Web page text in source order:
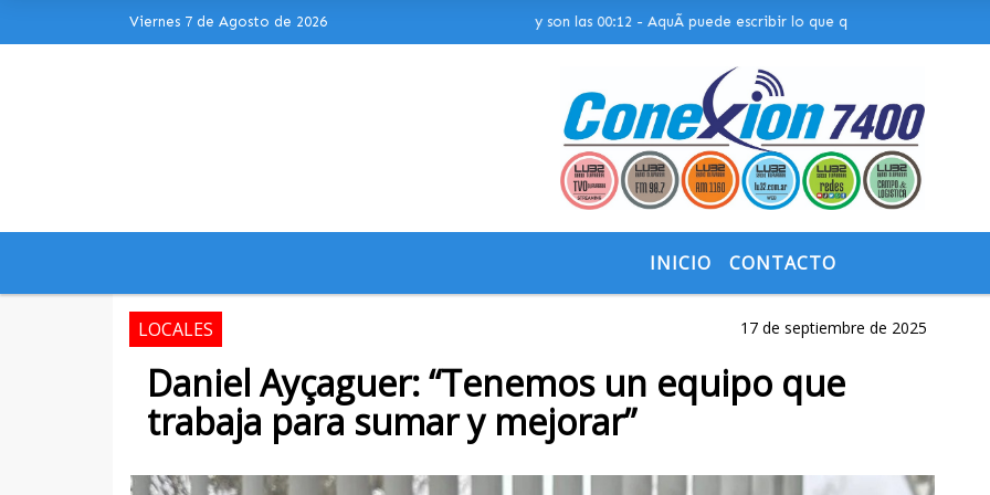
Viernes 7 de Agosto de 2026Hoy es Viernes 7 de Agosto de 2026 y son las 00:12 - AquÃ­ puede escribir lo que quiera, o bien puede
INICIO CONTACTO
LOCALES 17 de septiembre de 2025
Daniel Ayçaguer: “Tenemos un equipo que
trabaja para sumar y mejorar”